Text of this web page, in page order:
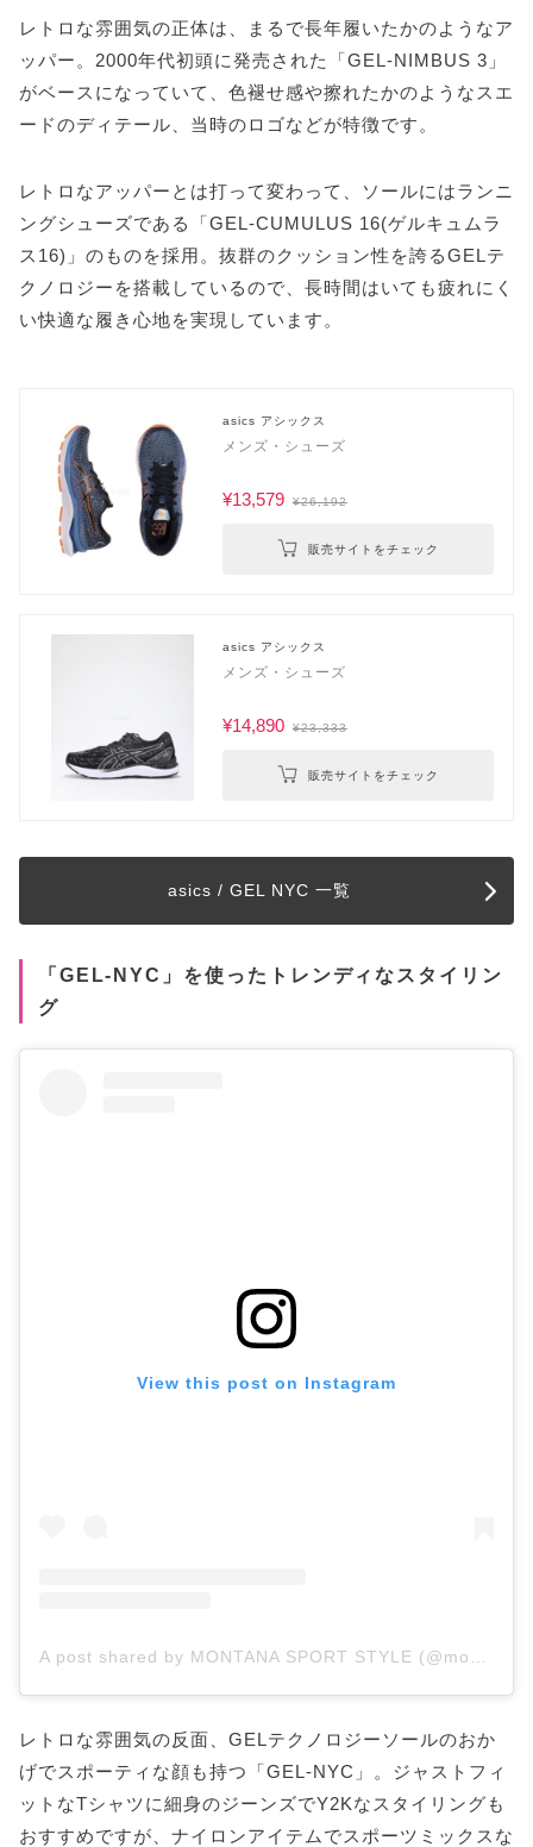
レトロな雰囲気の正体は、まるで長年履いたかのようなア
ッパー。2000年代初頭に発売された「GEL-NIMBUS 3」
がベースになっていて、色褪せ感や擦れたかのようなスエ
ードのディテール、当時のロゴなどが特徴です。
レトロなアッパーとは打って変わって、ソールにはランニ
ングシューズである「GEL-CUMULUS 16(ゲルキュムラ
ス16)」のものを採用。抜群のクッション性を誇るGELテ
クノロジーを搭載しているので、長時間はいても疲れにく
い快適な履き心地を実現しています。
asics アシックス
メンズ・シューズ
¥13,579 ¥26,192
販売サイトをチェック
asics アシックス
メンズ・シューズ
¥14,890 ¥23,333
販売サイトをチェック
asics / GEL NYC 一覧
「GEL-NYC」を使ったトレンディなスタイリン
グ
View this post on Instagram
レトロな雰囲気の反面、GELテクノロジーソールのおか
げでスポーティな顔も持つ「GEL-NYC」。ジャストフィ
ットなTシャツに細身のジーンズでY2Kなスタイリングも
おすすめですが、ナイロンアイテムでスポーツミックスな